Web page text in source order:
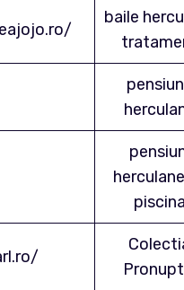
baile